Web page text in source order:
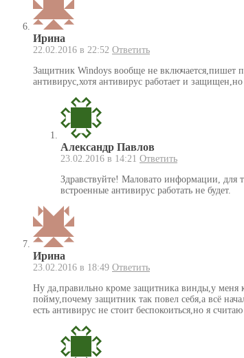
Ирина
22.02.2016 в 22:52 Ответить
Защитник Windoys вообще не включается,пишет
антивирус,хотя антивирус работает и
Александр Павлов
23.02.2016 в 14:21 Ответить
Здравствуйте! Маловато информации, для
встроенные антивирус работать не будет.
Ирина
23.02.2016 в 18:49 Ответить
Ну да,правильно кроме защитника винды,у меня
пойму,почему защитник так повел себя,а всё
есть антивирус не стоит беспокоиться,но я